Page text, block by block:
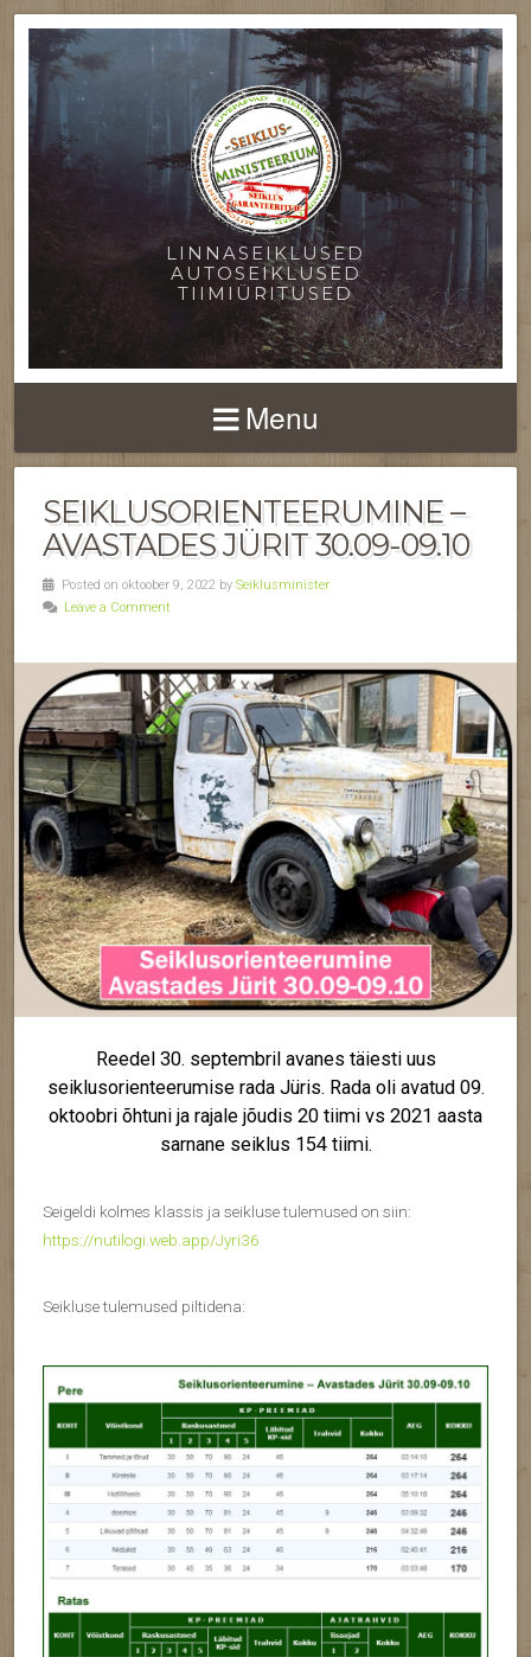
LINNASEIKLUSED
AUTOSEIKLUSED
TIIMIÜRITUSED
Menu
SEIKLUSORIENTEERUMINE –
AVASTADES JÜRIT 30.09-09.10
Posted on oktoober 9, 2022 by Seiklusminister
Leave a Comment
Reedel 30. septembril avanes täiesti uus
seiklusorienteerumise rada Jüris. Rada oli avatud 09.
oktoobri õhtuni ja rajale jõudis 20 tiimi vs 2021 aasta
sarnane seiklus 154 tiimi.
Seigeldi kolmes klassis ja seikluse tulemused on siin:
https://nutilogi.web.app/Jyri36
Seikluse tulemused piltidena: